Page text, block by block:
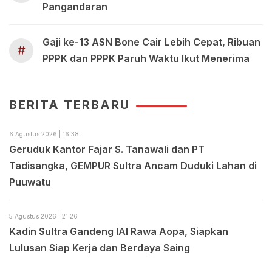
Pangandaran
#
Gaji ke-13 ASN Bone Cair Lebih Cepat, Ribuan
PPPK dan PPPK Paruh Waktu Ikut Menerima
BERITA TERBARU
6 Agustus 2026 | 16:38
Geruduk Kantor Fajar S. Tanawali dan PT
Tadisangka, GEMPUR Sultra Ancam Duduki Lahan di
Puuwatu
5 Agustus 2026 | 21:26
Kadin Sultra Gandeng IAI Rawa Aopa, Siapkan
Lulusan Siap Kerja dan Berdaya Saing